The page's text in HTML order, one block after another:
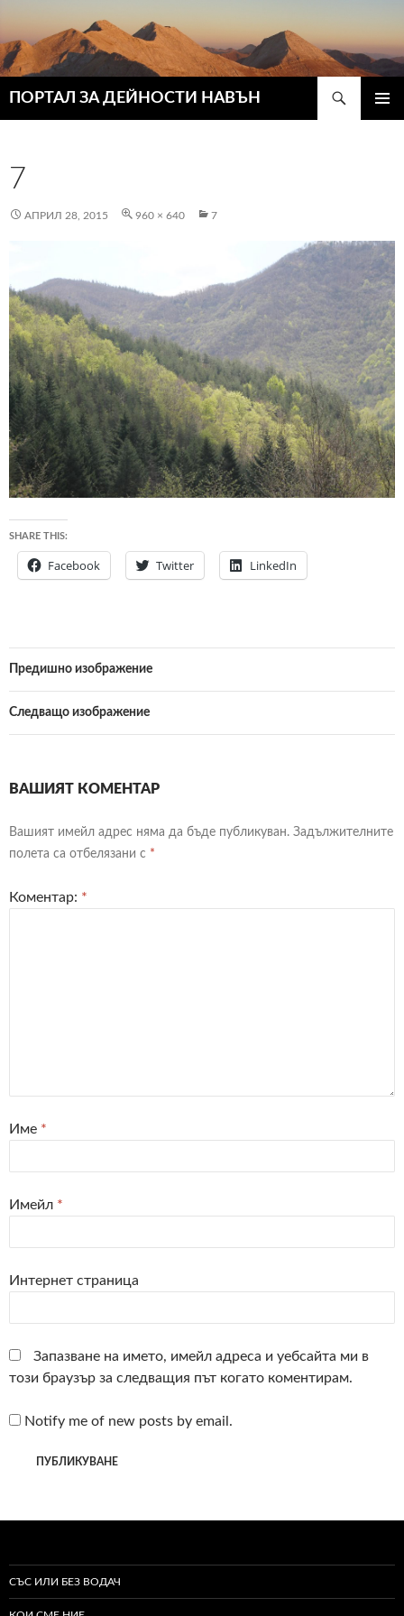
ПОРТАЛ ЗА ДЕЙНОСТИ НАВЪН
7
АПРИЛ 28, 2015 960 × 640 7
SHARE THIS:
Facebook Twitter LinkedIn
Предишно изображение
Следващо изображение
ВАШИЯТ КОМЕНТАР
Вашият имейл адрес няма да бъде публикуван. Задължителните
полета са отбелязани с *
Коментар: *
Име *
Имейл *
Интернет страница
Запазване на името, имейл адреса и уебсайта ми в
този браузър за следващия път когато коментирам.
Notify me of new posts by email.
СЪС ИЛИ БЕЗ ВОДАЧ